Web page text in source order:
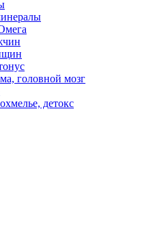
головной мозг
детокс